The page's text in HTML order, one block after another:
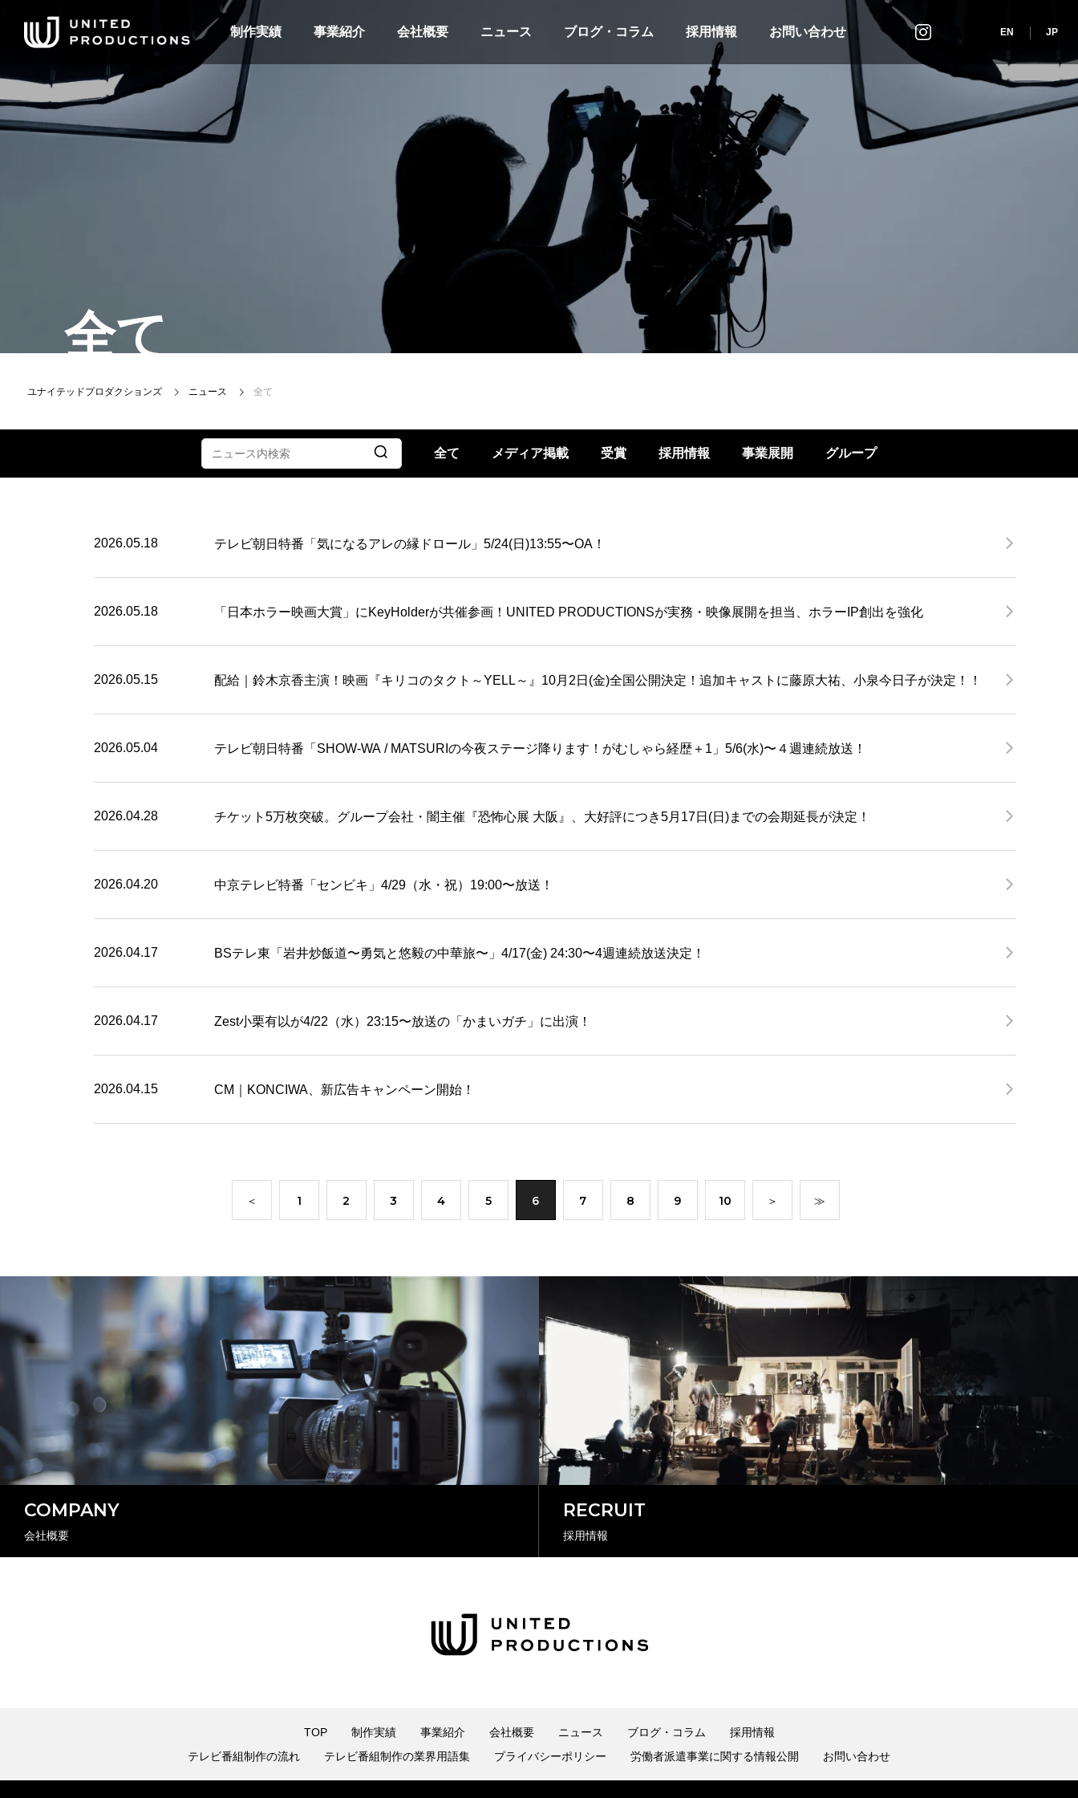
制作実績 事業紹介 会社概要 ニュース ブログ・コラム 採用情報 お問い合わせ インスタグラム EN JP
全て
ユナイテッドプロダクションズ ニュース 全て
全て メディア掲載 受賞 採用情報 事業展開 グループ
2026.05.18 テレビ朝日特番「気になるアレの縁ドロール」5/24(日)13:55〜OA！
2026.05.18 「日本ホラー映画大賞」にKeyHolderが共催参画！UNITED PRODUCTIONSが実務・映像展開を担当、ホラーIP創出を強化
2026.05.15 配給｜鈴木京香主演！映画『キリコのタクト～YELL～』10月2日(金)全国公開決定！追加キャストに藤原大祐、小泉今日子が決定！！
2026.05.04 テレビ朝日特番「SHOW-WA / MATSURIの今夜ステージ降ります！がむしゃら経歴＋1」5/6(水)〜４週連続放送！
2026.04.28 チケット5万枚突破。グループ会社・闇主催『恐怖心展 大阪』、大好評につき5月17日(日)までの会期延長が決定！
2026.04.20 中京テレビ特番「センビキ」4/29（水・祝）19:00〜放送！
2026.04.17 BSテレ東「岩井炒飯道〜勇気と悠毅の中華旅〜」4/17(金) 24:30〜4週連続放送決定！
2026.04.17 Zest小栗有以が4/22（水）23:15〜放送の「かまいガチ」に出演！
2026.04.15 CM｜KONCIWA、新広告キャンペーン開始！
＜ 1 2 3 4 5 6 7 8 9 10 ＞ ≫
COMPANY
会社概要
RECRUIT
採用情報
TOP 制作実績 事業紹介 会社概要 ニュース ブログ・コラム
採用情報
テレビ番組制作の流れ
テレビ番組制作の業界用語集 プライバシーポリシー 労働者派遣事業に関する情報公開 お問い合わせ